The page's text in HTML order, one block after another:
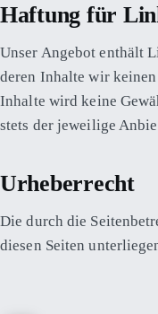
Haftung für
Unser Angebot enthält
deren Inhalte wir
Inhalte wird keine
stets der jeweilige
Urheberrecht
Die durch die
diesen Seiten